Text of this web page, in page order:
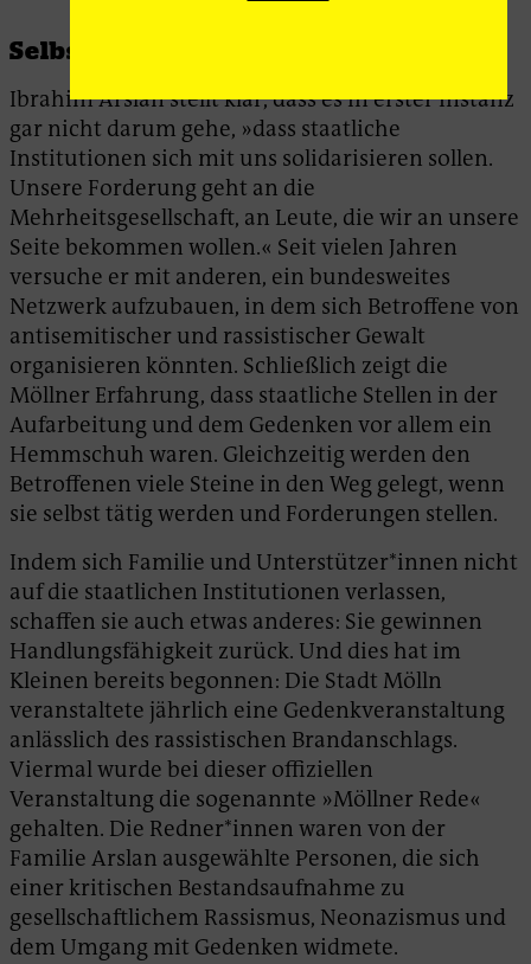
Selbstorganisiertes Gedenken
Ibrahim Arslan stellt klar, dass es in erster Instanz
gar nicht darum gehe, »dass staatliche
Institutionen sich mit uns solidarisieren sollen.
Unsere Forderung geht an die
Mehrheitsgesellschaft, an Leute, die wir an unsere
Seite bekommen wollen.« Seit vielen Jahren
versuche er mit anderen, ein bundesweites
Netzwerk aufzubauen, in dem sich Betroffene von
antisemitischer und rassistischer Gewalt
organisieren könnten. Schließlich zeigt die
Möllner Erfahrung, dass staatliche Stellen in der
Aufarbeitung und dem Gedenken vor allem ein
Hemmschuh waren. Gleichzeitig werden den
Betroffenen viele Steine in den Weg gelegt, wenn
sie selbst tätig werden und Forderungen stellen.
Indem sich Familie und Unterstützer*innen nicht
auf die staatlichen Institutionen verlassen,
schaffen sie auch etwas anderes: Sie gewinnen
Handlungsfähigkeit zurück. Und dies hat im
Kleinen bereits begonnen: Die Stadt Mölln
veranstaltete jährlich eine Gedenkveranstaltung
anlässlich des rassistischen Brandanschlags.
Viermal wurde bei dieser offiziellen
Veranstaltung die sogenannte »Möllner Rede«
gehalten. Die Redner*innen waren von der
Familie Arslan ausgewählte Personen, die sich
einer kritischen Bestandsaufnahme zu
gesellschaftlichem Rassismus, Neonazismus und
dem Umgang mit Gedenken widmete.